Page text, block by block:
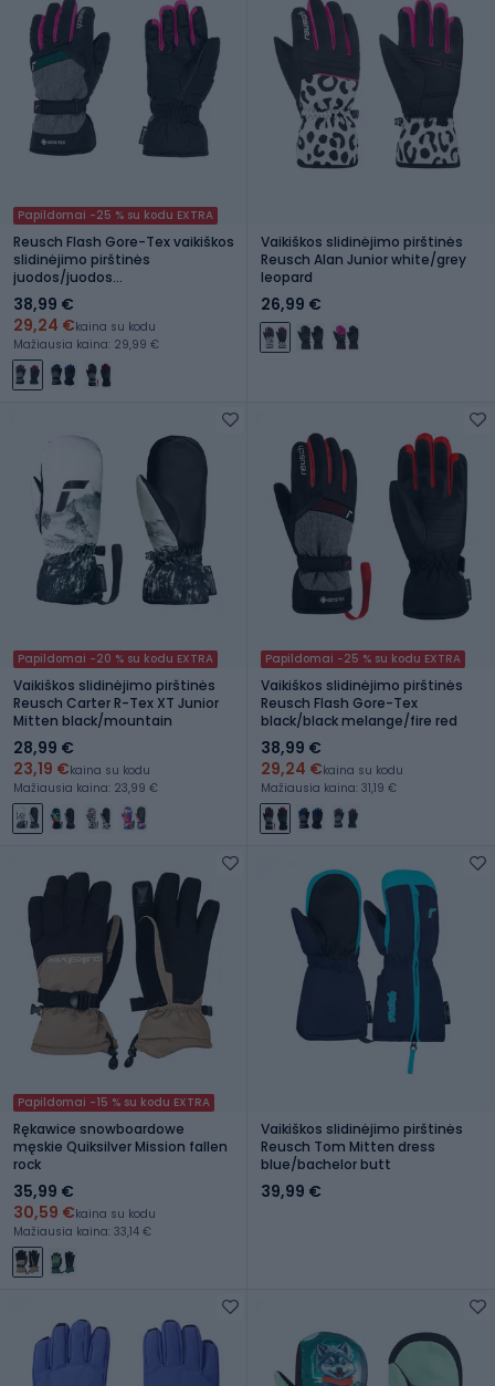
Papildomai -25 % su kodu EXTRA
Reusch Flash Gore-Tex vaikiškos
slidinėjimo pirštinės
juodos/juodos
melanžinės/rožinės glo
38,99 €
29,24 €kaina su kodu
Mažiausia kaina: 29,99 €
Vaikiškos slidinėjimo pirštinės
Reusch Alan Junior white/grey
leopard
26,99 €
Papildomai -20 % su kodu EXTRA
Vaikiškos slidinėjimo pirštinės
Reusch Carter R-Tex XT Junior
Mitten black/mountain
28,99 €
23,19 €kaina su kodu
Mažiausia kaina: 23,99 €
Papildomai -25 % su kodu EXTRA
Vaikiškos slidinėjimo pirštinės
Reusch Flash Gore-Tex
black/black melange/fire red
38,99 €
29,24 €kaina su kodu
Mažiausia kaina: 31,19 €
Papildomai -15 % su kodu EXTRA
Rękawice snowboardowe
męskie Quiksilver Mission fallen
rock
35,99 €
30,59 €kaina su kodu
Mažiausia kaina: 33,14 €
Vaikiškos slidinėjimo pirštinės
Reusch Tom Mitten dress
blue/bachelor butt
39,99 €